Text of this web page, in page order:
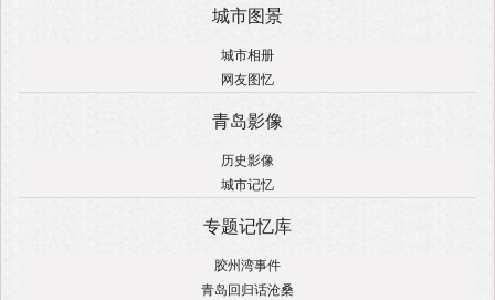
城市图景
城市相册
网友图忆
青岛影像
历史影像
城市记忆
专题记忆库
胶州湾事件
青岛回归话沧桑